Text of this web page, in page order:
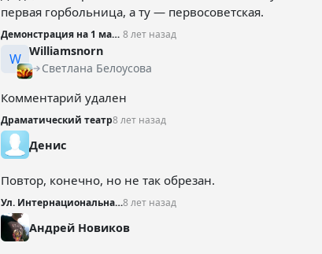
первая горбольница, а ту — первосоветская.
Демонстрация на 1 мая №3 8 лет назад
W Williamsnorn
Светлана Белоусова
Комментарий удален
Драматический театр8 лет назад
Денис
Повтор, конечно, но не так обрезан.
Ул. Интернациональная - Пушкина8 лет назад
Андрей Новиков